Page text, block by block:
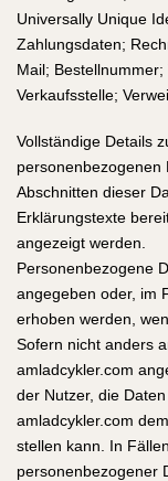
Universally Unique
Zahlungsdaten;
Mail;
Verkaufsstelle;
Vollständige Details
personenbezogenen
Abschnitten dieser
Erklärungstexte
angezeigt werden.
Personenbezogene
angegeben oder, im
erhoben werden,
Sofern nicht anders
amladcykler.com
der Nutzer, die
amladcykler.com
stellen kann. In
personenbezogener